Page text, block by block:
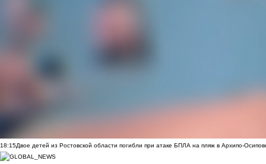
18:15Двое детей из Ростовской области погибли при атаке БПЛА на пляж в Архипо-